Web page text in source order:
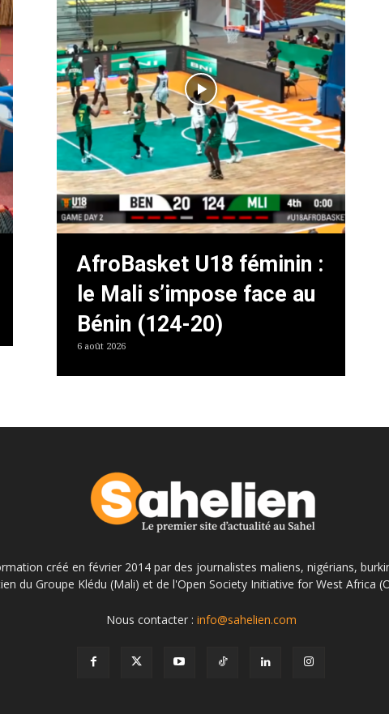
AfroBasket U18 féminin :
le Mali s’impose face au
Bénin (124-20)
6 août 2026
créé en février 2014 par des journalistes maliens, nigérians,
du Groupe Klédu (Mali) et de l'Open Society Initiative for West Africa
Nous contacter : info@sahelien.com